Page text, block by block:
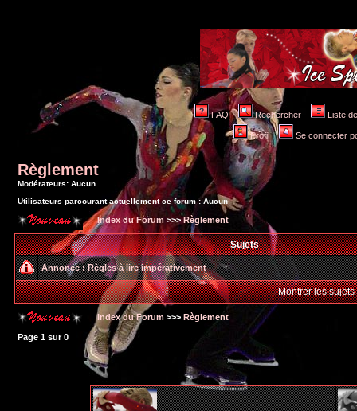
FAQ Rechercher Liste
Profil Se connecter
Règlement
Modérateurs: Aucun
Utilisateurs parcourant actuellement ce forum : Aucun
Index du Forum >>>Règlement
Sujets
Annonce : Règles à lire impérativement
Montrer les
Index du Forum >>> Règlement
Page 1 sur0